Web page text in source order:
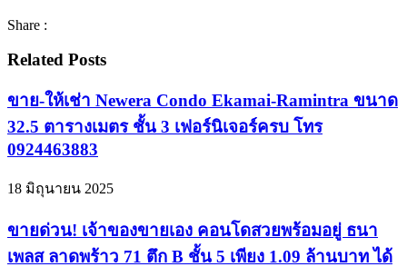
Share :
Related Posts
ขาย-ให้เช่า Newera Condo Ekamai-Ramintra ขนาด
32.5 ตารางเมตร ชั้น 3 เฟอร์นิเจอร์ครบ โทร
0924463883
18 มิถุนายน 2025
ขายด่วน! เจ้าของขายเอง คอนโดสวยพร้อมอยู่ ธนา
เพลส ลาดพร้าว 71 ตึก B ชั้น 5 เพียง 1.09 ล้านบาท ได้